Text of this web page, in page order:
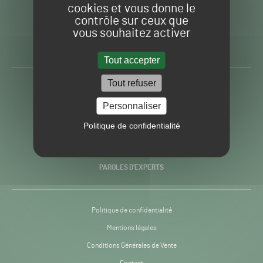
cookies et vous donne le
contrôle sur ceux que
vous souhaitez activer
Tout accepter
Tout refuser
Personnaliser
Politique de confidentialité
Gazon
Sport
H24
-
Toute l’info autour du
PRATIQUES
PAROLES D’EXPERTS
Politique de confidentialité
Mentions légales
Conditions Générales de Vente